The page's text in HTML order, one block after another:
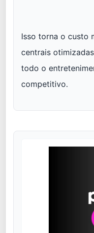
Isso torna o custo
centrais
todo o
competitivo.